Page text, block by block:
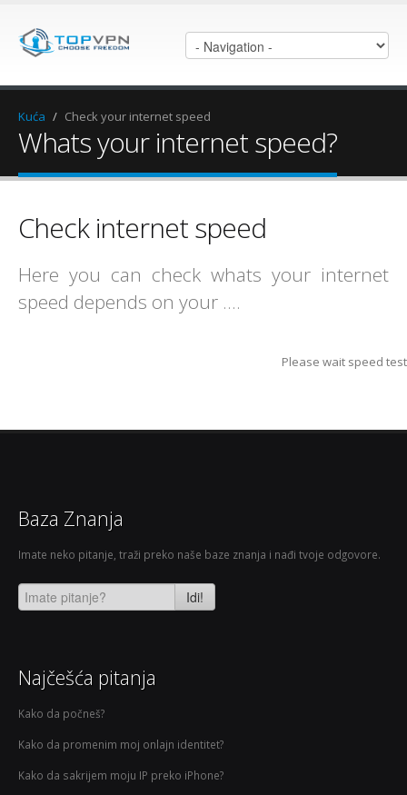
Kuća / Check your internet speed
Whats your internet speed?
Check internet speed
Here you can check whats your internet
speed depends on your ....
Please wait speed
Baza Znanja
Imate neko pitanje, traži preko naše baze znanja i nađi tvoje odgovore.
Idi!
Najčešća pitanja
Kako da počneš?
Kako da promenim moj onlajn identitet?
Kako da sakrijem moju IP preko iPhone?